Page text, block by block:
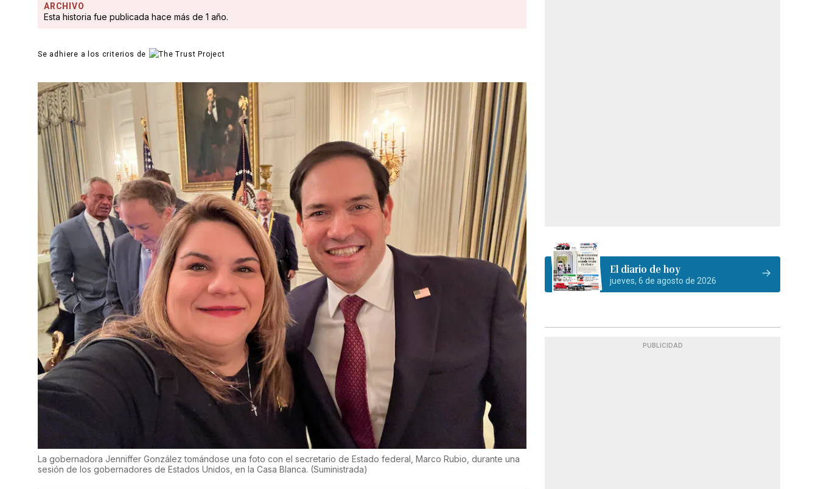
ARCHIVO
Esta historia fue publicada hace más de 1 año.
Se adhiere a los criterios de
La gobernadora Jenniffer González tomándose una foto con el secretario de Estado federal, Marco Rubio, durante una
sesión de los gobernadores de Estados Unidos, en la Casa Blanca. (Suministrada)
El diario de hoy
jueves, 6 de agosto de 2026
PUBLICIDAD